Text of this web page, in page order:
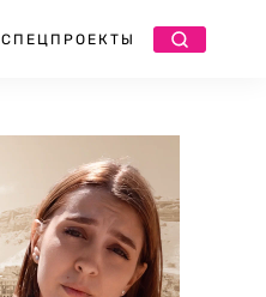
СПЕЦПРОЕКТЫ